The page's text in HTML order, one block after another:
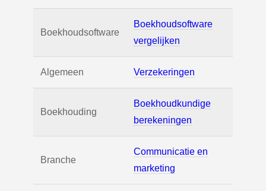
Boekhoudsoftware
Boekhoudsoftware
vergelijken
Algemeen Verzekeringen
Boekhouding
Boekhoudkundige
berekeningen
Branche
Communicatie en
marketing